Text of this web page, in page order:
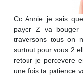
Cc Annie je sais
payer Z va
traversons tous on
surtout pour vous
retour je percevere
une fois ta patience